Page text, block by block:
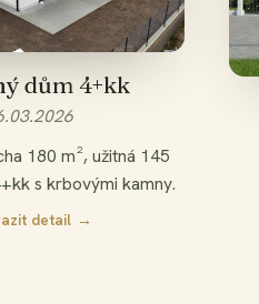
dům 4+kk
180 m², užitná 145
s krbovými kamny.
detail →